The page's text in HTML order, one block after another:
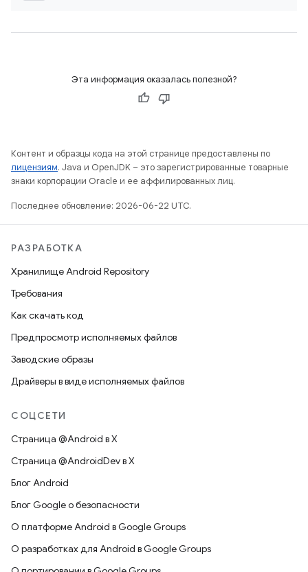
Эта информация оказалась полезной?
Контент и образцы кода на этой странице предоставлены по
лицензиям. Java и OpenJDK – это зарегистрированные товарные
знаки корпорации Oracle и ее аффилированных лиц.
Последнее обновление: 2026-06-22 UTC.
РАЗРАБОТКА
Хранилище Android Repository
Требования
Как скачать код
Предпросмотр исполняемых файлов
Заводские образы
Драйверы в виде исполняемых файлов
СОЦСЕТИ
Страница @Android в X
Страница @AndroidDev в X
Блог Android
Блог Google о безопасности
О платформе Android в Google Groups
О разработках для Android в Google Groups